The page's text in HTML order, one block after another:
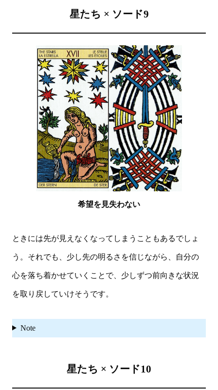
星たち × ソード9
希望を見失わない
ときには先が見えなくなってしまうこともあるでしょ
う。それでも、少し先の明るさを信じながら、自分の
心を落ち着かせていくことで、少しずつ前向きな状況
を取り戻していけそうです。
Note
星たち × ソード10